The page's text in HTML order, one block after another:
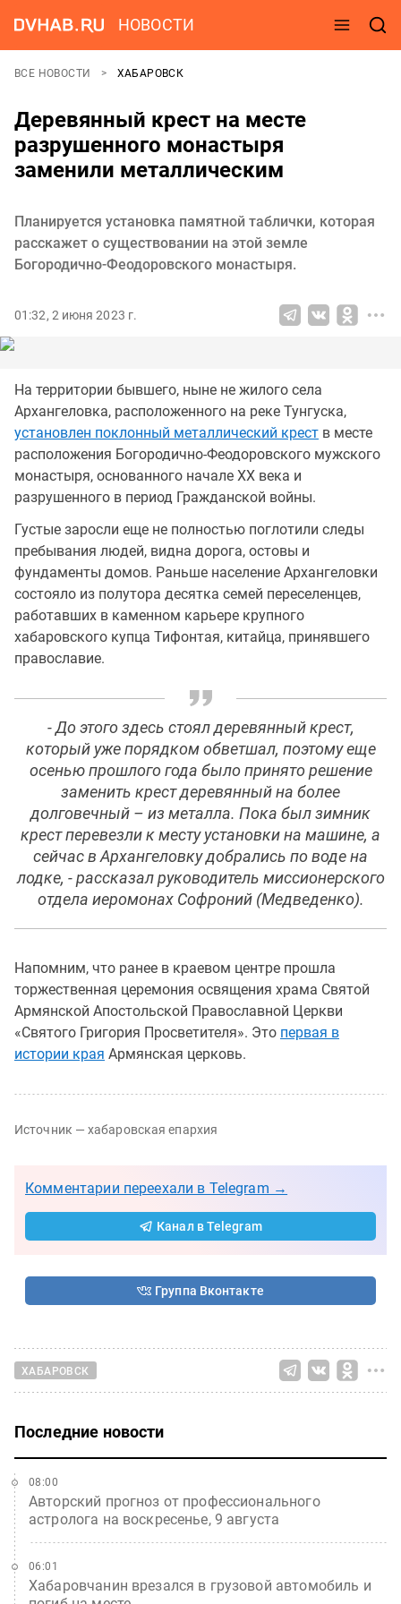
НОВОСТИ
ВСЕ НОВОСТИ ХАБАРОВСК
Деревянный крест на месте
разрушенного монастыря
заменили металлическим
Планируется установка памятной таблички, которая
расскажет о существовании на этой земле
Богородично-Феодоровского монастыря.
01:32, 2 июня 2023 г.
На территории бывшего, ныне не жилого села
Архангеловка, расположенного на реке Тунгуска,
установлен поклонный металлический крест в месте
расположения Богородично-Феодоровского мужского
монастыря, основанного начале XX века и
разрушенного в период Гражданской войны.
Густые заросли еще не полностью поглотили следы
пребывания людей, видна дорога, остовы и
фундаменты домов. Раньше население Архангеловки
состояло из полутора десятка семей переселенцев,
работавших в каменном карьере крупного
хабаровского купца Тифонтая, китайца, принявшего
православие.
- До этого здесь стоял деревянный крест,
который уже порядком обветшал, поэтому еще
осенью прошлого года было принято решение
заменить крест деревянный на более
долговечный – из металла. Пока был зимник
крест перевезли к месту установки на машине, а
сейчас в Архангеловку добрались по воде на
лодке, - рассказал руководитель миссионерского
отдела иеромонах Софроний (Медведенко).
Напомним, что ранее в краевом центре прошла
торжественная церемония освящения храма Святой
Армянской Апостольской Православной Церкви
«Святого Григория Просветителя». Это первая в
истории края Армянская церковь.
Источник — хабаровская епархия
Комментарии переехали в Telegram →
Канал в Telegram
Группа Вконтакте
ХАБАРОВСК
Последние новости
Авторский прогноз от профессионального
астролога на воскресенье, 9 августа
08:00
Хабаровчанин врезался в грузовой автомобиль и
06:01